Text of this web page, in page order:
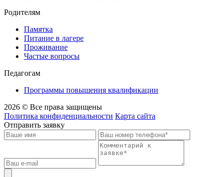
Родителям
Памятка
Питание в лагере
Проживание
Частые вопросы
Педагогам
Программы повышения квалификации
2026 © Все права защищены
Политика конфиденциальности Карта сайта
Отправить заявку